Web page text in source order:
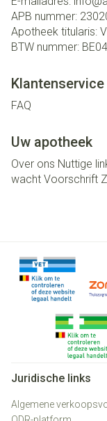
APB nummer:
Apotheek titularis:
BTW nummer:
Klantenservice
FAQ
Uw apotheek
Over ons Nuttige
wacht Voorschrift
Juridische links
Algemene